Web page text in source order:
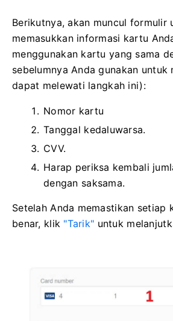
Berikutnya, akan muncul formulir
memasukkan informasi kartu
menggunakan kartu yang sama
sebelumnya Anda gunakan untuk
dapat melewati langkah ini):
Nomor kartu
Tanggal kedaluwarsa.
CVV.
Harap periksa kembali
dengan saksama.
Setelah Anda memastikan setiap
benar, klik "Tarik" untuk